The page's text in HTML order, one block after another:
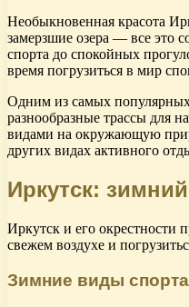
Необыкновенная красота
замерзшие озера — все это
спорта до спокойных
время погрузиться в мир
Одним из самых
разнообразные трассы для
видами на окружающую
других видах активного
Иркутск:
Иркутск и его окрестности
свежем воздухе и
Зимние виды спорта